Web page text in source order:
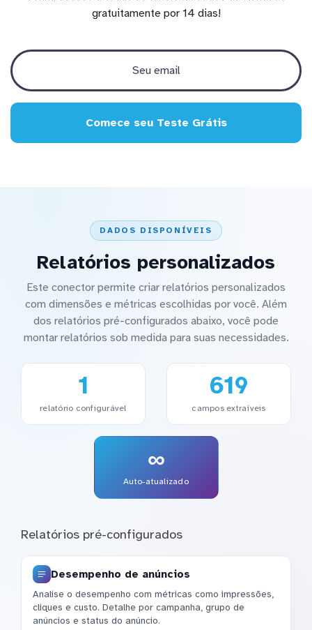
gratuitamente por 14 dias!
Comece seu Teste Grátis
DADOS DISPONÍVEIS
Relatórios personalizados
Este conector permite criar relatórios personalizados
com dimensões e métricas escolhidas por você. Além
dos relatórios pré-configurados abaixo, você pode
montar relatórios sob medida para suas necessidades.
1
relatório configurável
619
campos extraíveis
∞
Auto-atualizado
Relatórios pré-configurados
Desempenho de anúncios
Analise o desempenho com métricas como impressões,
cliques e custo. Detalhe por campanha, grupo de
anúncios e status do anúncio.